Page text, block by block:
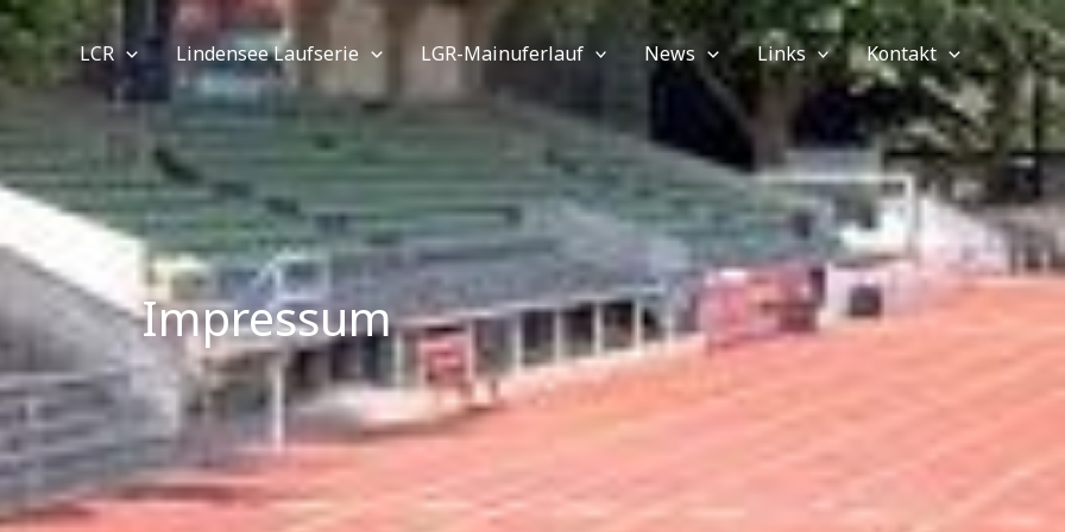
LCR Lindensee Laufserie LGR-Mainuferlauf News Links Kontakt
Impressum